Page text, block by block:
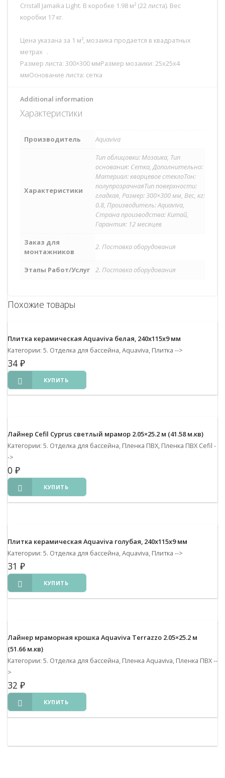
Сristall Jamaika Light. В коробке 1.98 м² (22 листа). Вес
коробки 17 кг.
Цена указана за 1 м², мозаика продается в квадратных
метрах .
Размер листа: 300×300 ммРазмер мозаики: 25x25x4
ммОснование листа: сетка
Additional information
Характеристики
Производитель Aquaviva
Характеристики
Тип облицовки: Мозаика, Тип
основания: Сетка, Дополнительно:
Материал: кварцевое стеклоТон:
полупрозрачнаяТип поверхности:
гладкая, Размер: 300×300 мм, Вес, кг:
0.8, Производитель: Aquaviva,
Страна производства: Китай,
Гарантия: 12 месяцев
Заказ для
монтажников
2. Поставка оборудования
Этапы Работ/Услуг 2. Поставка оборудования
Похожие товары
Плитка керамическая Aquaviva белая, 240х115х9 мм
Категории: 5. Отделка для бассейна, Aquaviva, Плитка -->
34 ₽
КУПИТЬ
Лайнер Cefil Cyprus светлый мрамор 2.05×25.2 м (41.58 м.кв)
Категории: 5. Отделка для бассейна, Пленка ПВХ, Пленка ПВХ Cefil -
->
0 ₽
КУПИТЬ
Плитка керамическая Aquaviva голубая, 240х115х9 мм
Категории: 5. Отделка для бассейна, Aquaviva, Плитка -->
31 ₽
КУПИТЬ
Лайнер мраморная крошка Aquaviva Terrazzo 2.05×25.2 м
(51.66 м.кв)
Категории: 5. Отделка для бассейна, Пленка Aquaviva, Пленка ПВХ--
>
32 ₽
КУПИТЬ